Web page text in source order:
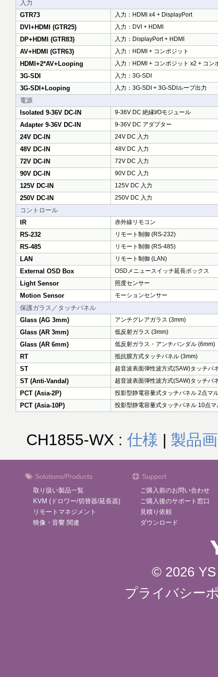
入力
GTR73
入力：HDMI x4 + DisplayPort
DVI+HDMI (GTR25) 入力：DVI + HDMI
DP+HDMI (GTR83) 入力：DisplayPort + HDMI
AV+HDMI (GTR63) 入力：HDMI + コンポジット
HDMI+2*AV+Looping 入力：HDMI + コンポジット x2 + コン
3G-SDI 入力：3G-SDI
3G-SDI+Looping 入力：3G-SDI + 3G-SDIループ出力
電源
Isolated 9-36V DC-IN
9-36V DC 絶縁I/Oモジュール
Adapter 9-36V DC-IN 9-36V DC アダプター
24V DC-IN 24V DC 入力
48V DC-IN 48V DC 入力
72V DC-IN 72V DC 入力
90V DC-IN 90V DC 入力
125V DC-IN 125V DC 入力
250V DC-IN 250V DC 入力
コントロール
IR
赤外線リモコン
RS-232 リモート制御 (RS-232)
RS-485 リモート制御 (RS-485)
LAN リモート制御 (LAN)
External OSD Box OSDメニュースイッチ延長ボックス
Light Sensor 照度センサー
Motion Sensor モーションセンサー
保護ガラス／タッチパネル
Glass (AG 3mm)
アンチグレアガラス (3mm)
Glass (AR 3mm) 低反射ガラス (3mm)
Glass (AR 6mm) 低反射ガラス・アンチバンダル (6mm)
RT 抵抗膜方式タッチパネル (3mm)
ST 超音波表面弾性波方式(SAW)タッチパ
ST (Anti-Vandal) 超音波表面弾性波方式(SAW)タッチパ
PCT (Asia-2P) 投影型静電容量式タッチパネル 2点マ
PCT (Asia-10P) 投影型静電容量式タッチパネル 10点
CH1855-WX : 仕様 | 製品
Solutions/Products
取り扱い製品一覧
KVM (ドロワー/切替器/延長器)
リモートマネジメント
映像・音響 関連
Support
ご購入前のお問い合わせ
ご購入後のサポート窓口
見積り依頼
ダウンロード
© 2026
プライバシー